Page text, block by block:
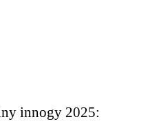
innogy 2025: